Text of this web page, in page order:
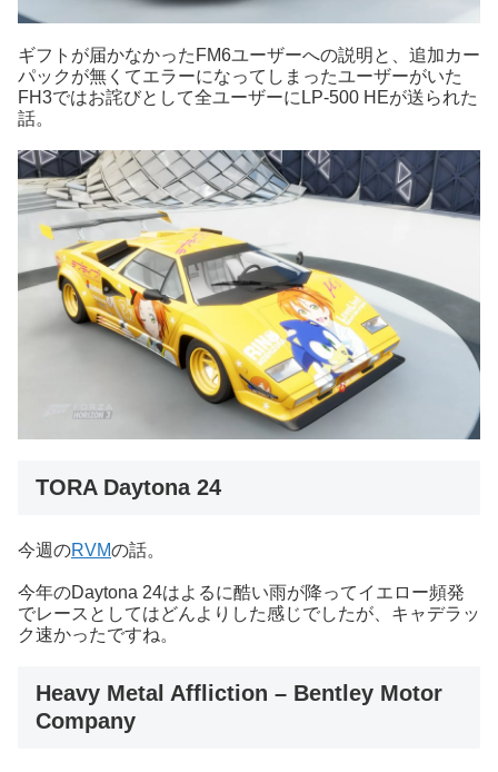
ギフトが届かなかったFM6ユーザーへの説明と、追加カー
パックが無くてエラーになってしまったユーザーがいた
FH3ではお詫びとして全ユーザーにLP-500 HEが送られた
話。
TORA Daytona 24
今週のRVMの話。
今年のDaytona 24はよるに酷い雨が降ってイエロー頻発
でレースとしてはどんよりした感じでしたが、キャデラッ
ク速かったですね。
Heavy Metal Affliction – Bentley Motor
Company